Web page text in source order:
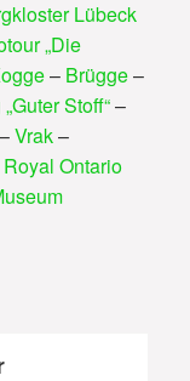
Lübeck
„Die
– Brügge–
Stoff“–
–Vrak–
Royal Ontario